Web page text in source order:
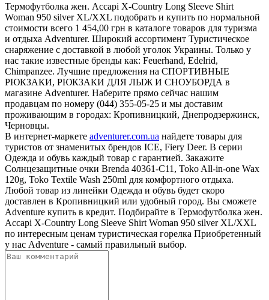
Термофутболка жен. Accapi X-Country Long Sleeve Shirt
Woman 950 silver XL/XXL подобрать и купить по нормальной
стоимости всего 1 454,00 грн в каталоге товаров для туризма
и отдыха Adventurer. Широкий ассортимент Туристическое
снаряжение с доставкой в любой уголок Украины. Только у
нас такие известные бренды как: Feuerhand, Edelrid,
Chimpanzee. Лучшие предложения на СПОРТИВНЫЕ
РЮКЗАКИ, РЮКЗАКИ ДЛЯ ЛЫЖ И СНОУБОРДА в
магазине Adventurer. Наберите прямо сейчас нашим
продавцам по номеру (044) 355-05-25 и мы доставим
проживающим в городах: Кропивницкий, Днепродзержинск,
Черновцы.
В интернет-маркете adventurer.com.ua найдете товары для
туристов от знаменитых брендов ICE, Fiery Deer. В серии
Одежда и обувь каждый товар с гарантией. Закажите
Солнцезащитные очки Brenda 40361-C11, Toko All-in-one Wax
120g, Toko Textile Wash 250ml для комфортного отдыха.
Любой товар из линейки Одежда и обувь будет скоро
доставлен в Кропивницкий или удобный город. Вы сможете
Adventure купить в кредит. Подбирайте в Термофутболка жен.
Accapi X-Country Long Sleeve Shirt Woman 950 silver XL/XXL
по интересным ценам туристическая горелка Приобретенный
у нас Adventure - самый правильный выбор.